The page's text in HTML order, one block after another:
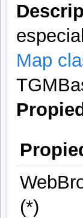
Map
(*)